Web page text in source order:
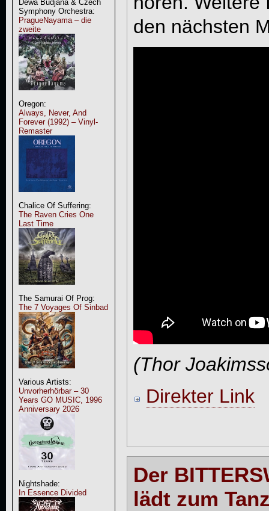
Dewa Budjana & Czech
Symphony Orchestra:
PragueNayama – die
zweite
Oregon:
Always, Never, And
Forever (1992) – Vinyl-
Remaster
Chalice Of Suffering:
The Raven Cries One
Last Time
The Samurai Of Prog:
The 7 Voyages Of Sinbad
Various Artists:
Unvorherhörbar – 30
Years GO MUSIC, 1996
Anniversary 2026
Nightshade:
In Essence Divided
den nächsten
(Thor
Direkter Link
Der
lädt zum